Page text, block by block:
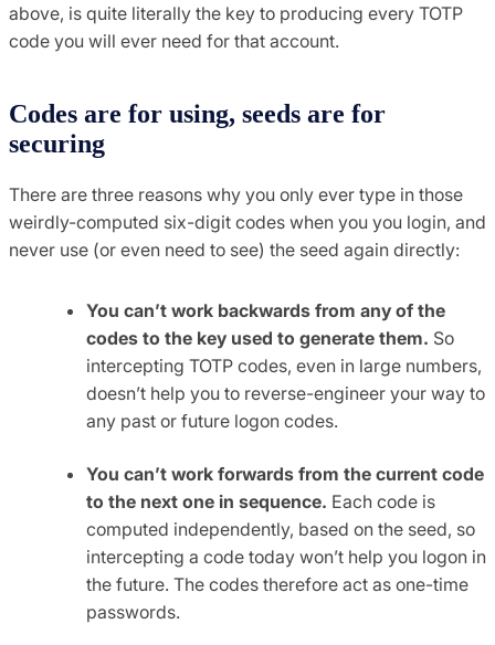
above, is quite literally the key to producing every TOTP
code you will ever need for that account.
Codes are for using, seeds are for
securing
There are three reasons why you only ever type in those
weirdly-computed six-digit codes when you you login, and
never use (or even need to see) the seed again directly:
You can’t work backwards from any of the
codes to the key used to generate them. So
intercepting TOTP codes, even in large numbers,
doesn’t help you to reverse-engineer your way to
any past or future logon codes.
You can’t work forwards from the current code
to the next one in sequence. Each code is
computed independently, based on the seed, so
intercepting a code today won’t help you logon in
the future. The codes therefore act as one-time
passwords.